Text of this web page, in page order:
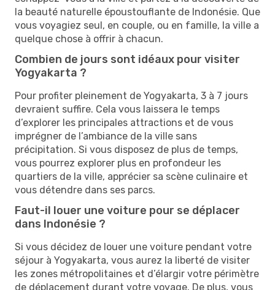
la beauté naturelle époustouflante de Indonésie. Que
vous voyagiez seul, en couple, ou en famille, la ville a
quelque chose à offrir à chacun.
Combien de jours sont idéaux pour visiter
Yogyakarta ?
Pour profiter pleinement de Yogyakarta, 3 à 7 jours
devraient suffire. Cela vous laissera le temps
d’explorer les principales attractions et de vous
imprégner de l’ambiance de la ville sans
précipitation. Si vous disposez de plus de temps,
vous pourrez explorer plus en profondeur les
quartiers de la ville, apprécier sa scène culinaire et
vous détendre dans ses parcs.
Faut-il louer une voiture pour se déplacer
dans Indonésie ?
Si vous décidez de louer une voiture pendant votre
séjour à Yogyakarta, vous aurez la liberté de visiter
les zones métropolitaines et d’élargir votre périmètre
de déplacement durant votre voyage. De plus, vous